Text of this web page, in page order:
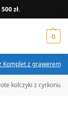
zł.
0
Komplet z grawerem
kolczyki z